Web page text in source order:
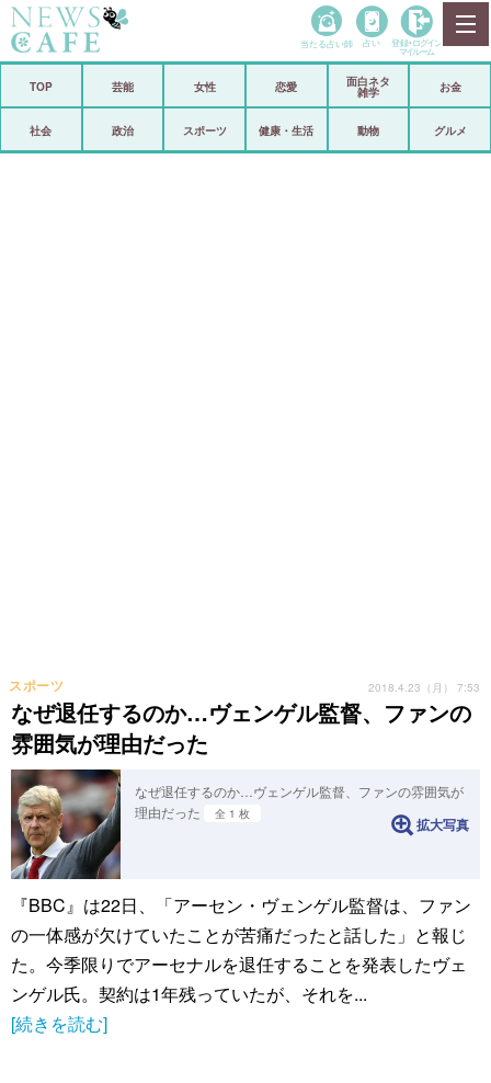
政治
当たる占い師 占い 登録• ログイン
マイルーム
TOP 芸能 女性 恋愛
面白ネタ
雑学
お金
社会 政治 スポーツ 健康・生活 動物 グルメ
なぜ退任するのか…ヴェンゲル監督、ファンの
雰囲気が理由だった
スポーツ 2018.4.23（月） 7:53
なぜ退任するのか…ヴェンゲル監督、ファンの雰囲気が
理由だった
全 1 枚
拡大写真
『BBC』は22日、「アーセン・ヴェンゲル監督は、ファン
の一体感が欠けていたことが苦痛だったと話した」と報じ
た。今季限りでアーセナルを退任することを発表したヴェ
ンゲル氏。契約は1年残っていたが、それを...
[続きを読む]